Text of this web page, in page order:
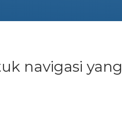
navigasi yang